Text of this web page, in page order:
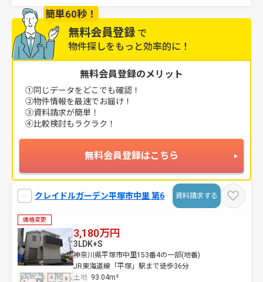
クレイドルガーデン平塚市中里 第6 資料請求する
価格変更
3,180万円
神奈川県平塚市中里153番4の一部(地番)
JR東海道線「平塚」駅まで徒歩36分
土地 93.04m²
3LDK+S
簡単60秒！
無料会員登録 で
物件探しをもっと効率的に！
無料会員登録のメリット
①同じデータをどこでも確認！
②物件情報を最速でお届け！
③資料請求が簡単！
④比較検討もラクラク！
無料会員登録はこちら